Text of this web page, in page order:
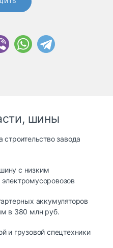
шины
завода
с низким
аккумуляторов
в 380 млн руб.
и грузовой спецтехники